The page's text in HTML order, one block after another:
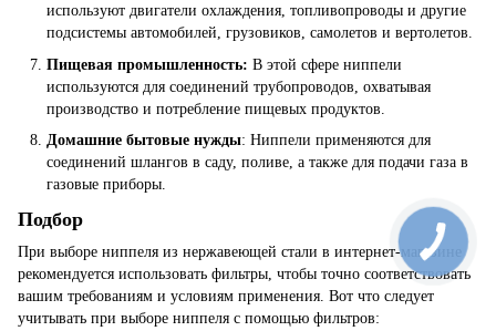
используют двигатели охлаждения, топливопроводы и другие
подсистемы автомобилей, грузовиков, самолетов и вертолетов.
Пищевая промышленность: В этой сфере ниппели
используются для соединений трубопроводов, охватывая
производство и потребление пищевых продуктов.
Домашние бытовые нужды: Ниппели применяются для
соединений шлангов в саду, поливе, а также для подачи газа в
газовые приборы.
Подбор
При выборе ниппеля из нержавеющей стали в интернет-магазине
рекомендуется использовать фильтры, чтобы точно соответствовать
вашим требованиям и условиям применения. Вот что следует
учитывать при выборе ниппеля с помощью фильтров: